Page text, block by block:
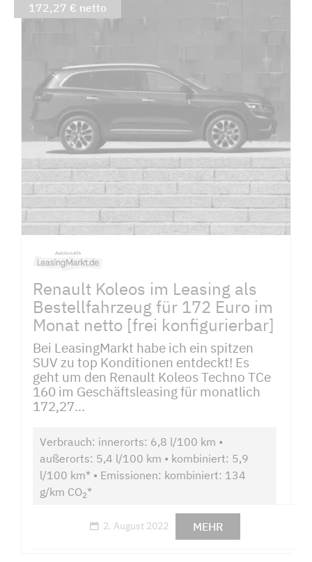
Renault Koleos im Leasing als
Bestellfahrzeug für 172 Euro im
Monat netto [frei konfigurierbar]
Bei LeasingMarkt habe ich ein spitzen
SUV zu top Konditionen entdeckt! Es
geht um den Renault Koleos Techno TCe
160 im Geschäftsleasing für monatlich
172,27...
Verbrauch: innerorts: 6,8 l/100 km •
außerorts: 5,4 l/100 km • kombiniert: 5,9
l/100 km* • Emissionen: kombiniert: 134
g/km CO2*
2. August 2022 MEHR
172,27 € netto